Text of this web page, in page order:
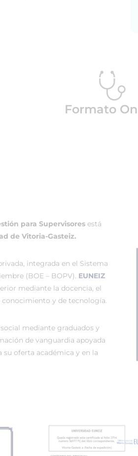
Formato
para Supervisores está
de Vitoria-Gasteiz.
integrada en el Sistema
(BOE – BOPV). EUNEIZ
mediante la docencia, el
y de tecnología.
mediante graduados y
de vanguardia apoyada
oferta académica y en la